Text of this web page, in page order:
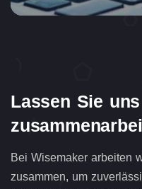
Lassen Sie uns
Bei Wisemaker arbeiten
zusammen, um